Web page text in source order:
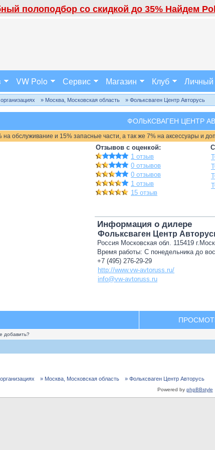
полоподбор со скидкой до 35% Найдем
VW Polo Сервис Магазин Клуб Личный
» Москва, Московская область » Фольксваген Центр Авторусь
ФОЛЬКСВАГЕН ЦЕНТР
на обслуживание и 15% запасные части, а так же 7% на аксессуары и
Отзывов с оценкой:
1 отзыв
0 отзывов
0 отзывов
1 отзыв
15 отзыв
Информация о дилере
Фольксваген Центр
Россия Московская обл. 115419
Время работы: С понедельника до
+7 (495) 276-29-29
http://www.vw-avtoruss.ru/
info@vw-avtoruss.ru
добавить?
» Москва, Московская область » Фольксваген Центр Авторусь
Powered by phpBBstyle